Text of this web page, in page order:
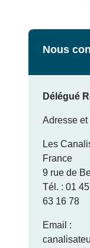
Nous
Délégué
Adresse et
Les
France
9 rue de
Tél. : 01
63 16 78
Email :